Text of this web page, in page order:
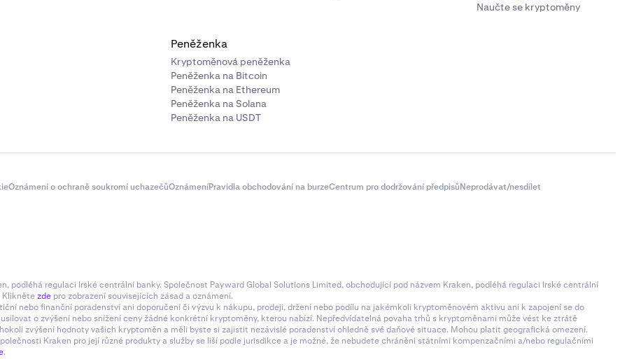
bankovní účet podle procesu propojení Plaidu. Tento krok bude
Naučte se kryptoměny
Peněženka
Kryptoměnová peněženka
Peněženka na Bitcoin
Peněženka na Ethereum
Peněženka na Solana
Peněženka na USDT
Oznámení o ochraně soukromí uchazečůOznámeníPravidla obchodování na burzeCentrum pro dodržování předpisůNeprodávat/nesdílet
podléhá regulaci Irské centrální banky. Společnost Payward Global Solutions Limited, obchodující pod názvem Kraken, podléhá regulaci Irské centrální
Kliknětezde pro zobrazení souvisejících zásad a oznámení.
nebo finanční poradenství ani doporučení či výzvu k nákupu, prodeji, držení nebo podílu na jakémkoli kryptoměnovém aktivu ani k zapojení se do
o zvýšení nebo snížení ceny žádné konkrétní kryptoměny, kterou nabízí. Nepředvídatelná povaha trhů s kryptoměnami může vést ke ztrátě
zvýšení hodnoty vašich kryptoměn a měli byste si zajistit nezávislé poradenství ohledně své daňové situace. Mohou platit geografická omezení.
Kraken pro její různé produkty a služby se liší podle jurisdikce a je možné, že nebudete chráněni státními kompenzačními a/nebo regulačními
.